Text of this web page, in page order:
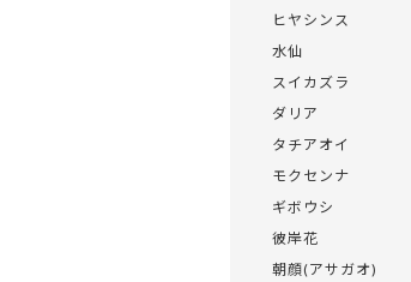
ヒヤシンス
水仙
スイカズラ
ダリア
タチアオイ
モクセンナ
ギボウシ
彼岸花
朝顔(アサガオ)